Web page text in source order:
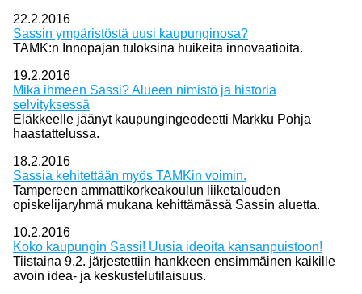
22.2.2016
Sassin ympäristöstä uusi kaupunginosa?
TAMK:n Innopajan tuloksina huikeita innovaatioita.
19.2.2016
Mikä ihmeen Sassi? Alueen nimistö ja historia
selvityksessä
Eläkkeelle jäänyt kaupungingeodeetti Markku Pohja
haastattelussa.
18.2.2016
Sassia kehitettään myös TAMKin voimin.
Tampereen ammattikorkeakoulun liiketalouden
opiskelijaryhmä mukana kehittämässä Sassin aluetta.
10.2.2016
Koko kaupungin Sassi! Uusia ideoita kansanpuistoon!
Tiistaina 9.2. järjestettiin hankkeen ensimmäinen kaikille
avoin idea- ja keskustelutilaisuus.